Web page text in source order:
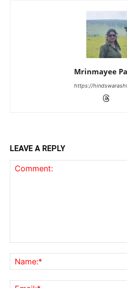
Mrinmayee
https://
LEAVE A REPLY